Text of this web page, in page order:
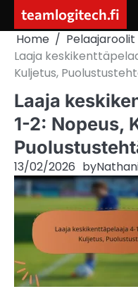
content
teamlogitech.fi
Home
Laaja
Kuljetus,
Laaja
1-2: Nopeus,
13/02/2026 by